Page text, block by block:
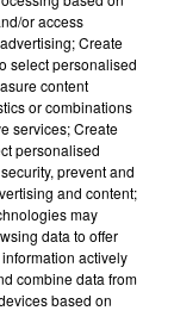
LA...
servait
or access
Create
select personalised
content
or combinations
services; Create
personalised
prevent and
and content;
may
data to offer
actively
combine data from
based on